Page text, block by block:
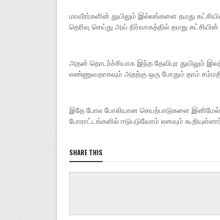
மாவீரர்களின் துயிலும் இல்லங்களை தமது
தெரிவு செய்து அவ் நிர்வாகத்தில் தமது
அதன் தொடர்ச்சியாக இந்த தேவிபுர துயிலும்
எண்ணுவதாகவும் அதற்கு ஒரு போதும் தாம்
இதே போல போலியான செயற்பாடுகளை
போராட்டங்களில் ஈடுபடுவோம் எனவும்
SHARE THIS
இலங்கை
சூர்யா
தற்போது